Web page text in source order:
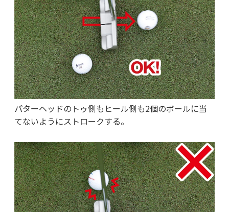
パターヘッドのトゥ側もヒール側も2個のボールに当
てないようにストロークする。